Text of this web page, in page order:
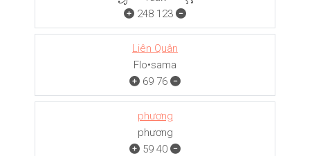
248 123
Liên Quân
Flo•sama
69 76
phương
phương
59 40